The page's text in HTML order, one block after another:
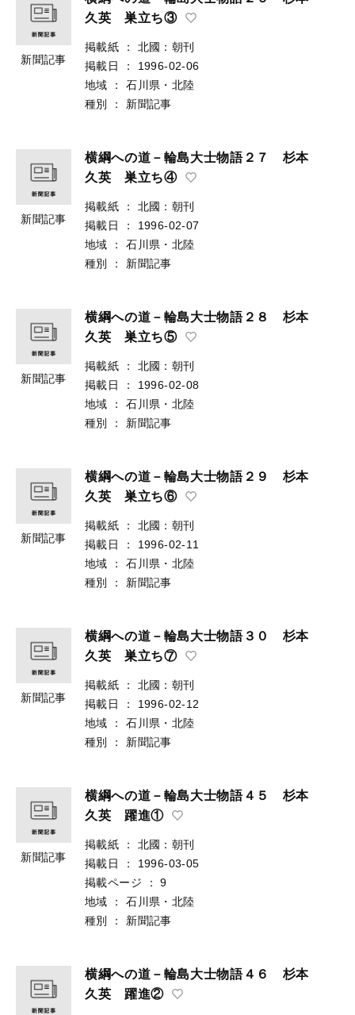
新聞記事
久英 巣立ち③
掲載紙 ：
北國：朝刊
掲載日
：
1996-02-06
地域
：
石川県・北陸
種別
： 新聞記事
新聞記事
横綱への道－輪島大士物語２７ 杉本
久英 巣立ち④
掲載紙 ：
北國：朝刊
掲載日
：
1996-02-07
地域
：
石川県・北陸
種別
： 新聞記事
新聞記事
横綱への道－輪島大士物語２８ 杉本
久英 巣立ち⑤
掲載紙 ：
北國：朝刊
掲載日
：
1996-02-08
地域
：
石川県・北陸
種別
： 新聞記事
新聞記事
横綱への道－輪島大士物語２９ 杉本
久英 巣立ち⑥
掲載紙 ：
北國：朝刊
掲載日
：
1996-02-11
地域
：
石川県・北陸
種別
： 新聞記事
新聞記事
横綱への道－輪島大士物語３０ 杉本
久英 巣立ち⑦
掲載紙 ：
北國：朝刊
掲載日
：
1996-02-12
地域
：
石川県・北陸
種別
： 新聞記事
新聞記事
横綱への道－輪島大士物語４５ 杉本
久英 躍進①
掲載紙 ：
北國：朝刊
掲載日
：
1996-03-05
掲載ページ
：
9
地域
：
石川県・北陸
種別
： 新聞記事
横綱への道－輪島大士物語４６ 杉本
久英 躍進②